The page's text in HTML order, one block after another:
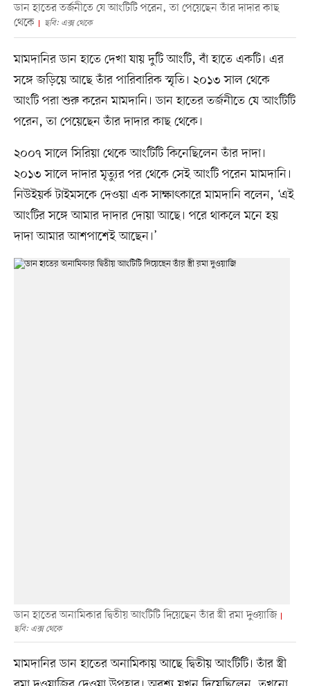
ডান হাতের তর্জনীতে যে আংটিটি পরেন, তা পেয়েছেন তাঁর দাদার কাছ
থেকে
ছবি: এক্স থেকে
মামদানির ডান হাতে দেখা যায় দুটি আংটি, বাঁ হাতে একটি। এর
সঙ্গে জড়িয়ে আছে তাঁর পারিবারিক স্মৃতি। ২০১৩ সাল থেকে
আংটি পরা শুরু করেন মামদানি। ডান হাতের তর্জনীতে যে আংটিটি
পরেন, তা পেয়েছেন তাঁর দাদার কাছ থেকে।
২০০৭ সালে সিরিয়া থেকে আংটিটি কিনেছিলেন তাঁর দাদা।
২০১৩ সালে দাদার মৃত্যুর পর থেকে সেই আংটি পরেন মামদানি।
নিউইয়র্ক টাইমসকে দেওয়া এক সাক্ষাৎকারে মামদানি বলেন, ‘এই
আংটির সঙ্গে আমার দাদার দোয়া আছে। পরে থাকলে মনে হয়
দাদা আমার আশপাশেই আছেন।’
ডান হাতের অনামিকার দ্বিতীয় আংটিটি দিয়েছেন তাঁর স্ত্রী রমা দুওয়াজি
ছবি: এক্স থেকে
মামদানির ডান হাতের অনামিকায় আছে দ্বিতীয় আংটিটি। তাঁর স্ত্রী